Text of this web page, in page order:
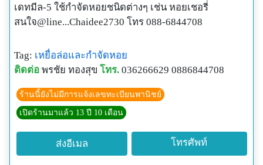
เดทมีล-5 ใช้กำจัดหอยชนิดต่างๆ เช่น หอยเชอรี่
สนใจ@line...Chaidee2730 โทร 088-6844708
Tag: เหยื่อล่อและกำจัดหอย
ติดต่อ พรชัย ทองสุข โทร. 036266629 0886844708
ร้านนี้ยังไม่มีการแจ้งเลขทะเบียนพานิชย์
เปิดร้านมาแล้ว 13 ปี 10 เดือน
ส่งอีเมล โทรศัพท์